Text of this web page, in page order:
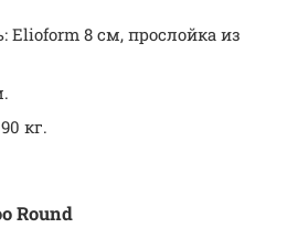
Elioform 8 см, прослойка из
кг.
Round